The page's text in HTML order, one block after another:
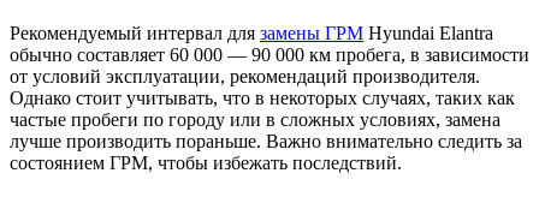
Рекомендуемый интервал для замены ГРМ Hyundai Elantra
обычно составляет 60 000 — 90 000 км пробега, в зависимости
от условий эксплуатации, рекомендаций производителя.
Однако стоит учитывать, что в некоторых случаях, таких как
частые пробеги по городу или в сложных условиях, замена
лучше производить пораньше. Важно внимательно следить за
состоянием ГРМ, чтобы избежать последствий.